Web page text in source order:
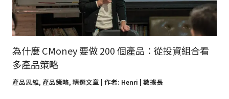
為什麼 CMoney 要做 200 個產品：從投資組合看
多產品策略
產品思維, 產品策略, 精選文章 | 作者: Henri | 數據長